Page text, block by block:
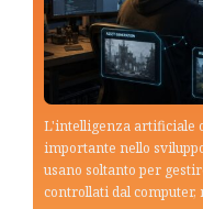
L'intelligenza artificiale
importante nello
usano soltanto per
controllati dal computer,